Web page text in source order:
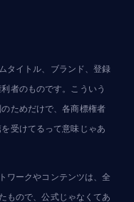
タイトル、ブランド、登録
者のものです。こういう
ためだけで、各商標権者
受けてるって意味じゃあ
ワークやコンテンツは、全
もので、公式じゃなくてあ